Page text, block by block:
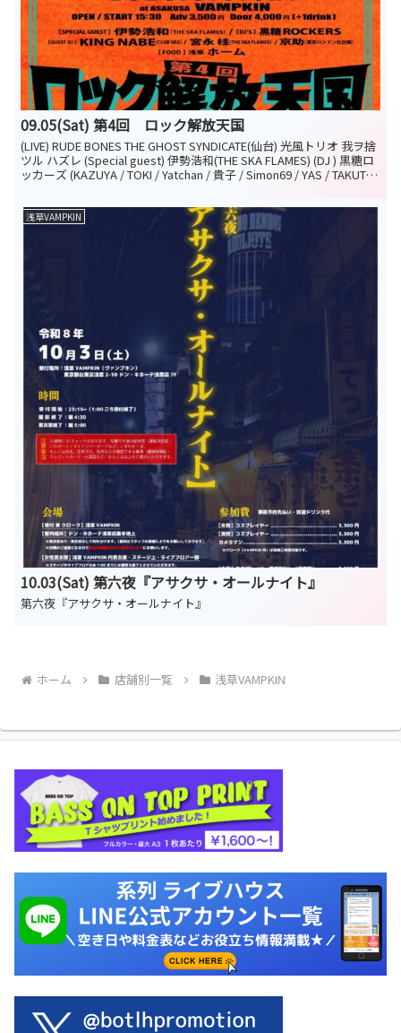
09.05(Sat) 第4回 ロック解放天国
(LIVE) RUDE BONES THE GHOST SYNDICATE(仙台) 光風トリオ 我ヲ捨
ツル ハズレ (Special guest) 伊勢浩和(THE SKA FLAMES) (DJ ) 黒糖ロ
ッカーズ (KAZUYA / TOKI / Yatchan / 貴子 / Simon69 / YAS / TAKUTO)
(東京ロンドン化計画) (FOOD) 浅草 ホーム
浅草VAMPKIN
10.03(Sat) 第六夜『アサクサ・オールナイト』
第六夜『アサクサ・オールナイト』
ホーム 店舗別一覧 浅草VAMPKIN